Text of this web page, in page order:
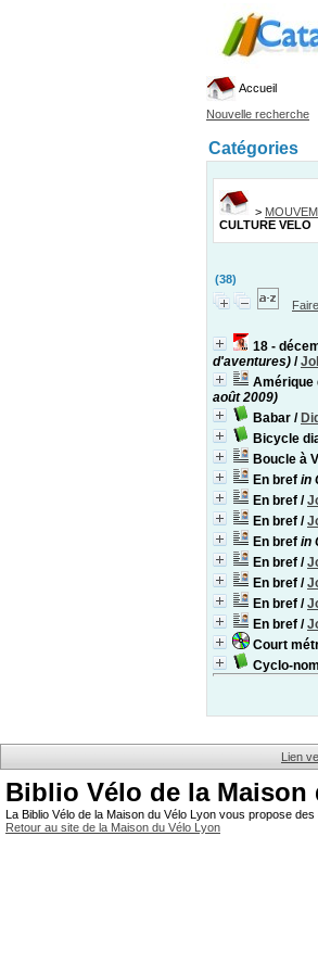
Accueil
Nouvelle recherche
Catégories
>
CULTURE VELO
(38)
18 -
d'aventures) /
Amérique
août 2009)
Babar /
Bicycle
Boucle à
En bref in
En bref /
En bref /
En bref in
En bref /
En bref /
En bref /
En bref /
Court
Cyclo-
Lien
Biblio Vélo de la Maison
La Biblio Vélo de la Maison du Vélo Lyon vous propose
Retour au site de la Maison du Vélo Lyon